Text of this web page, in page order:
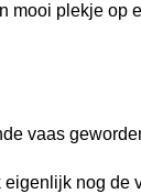
mooi plekje op
vaas
eigenlijk nog de